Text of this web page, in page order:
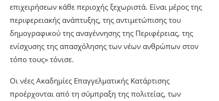
επιχειρήσεων κάθε περιοχής ξεχωριστά. Είναι μέρος της
περιφερειακής ανάπτυξης, της αντιμετώπισης του
δημογραφικού της αναγέννησης της Περιφέρειας, της
ενίσχυσης της απασχόλησης των νέων ανθρώπων στον
τόπο τους» τόνισε.
Οι νέες Ακαδημίες Επαγγελματικής Κατάρτισης
προέρχονται από τη σύμπραξη της πολιτείας, των